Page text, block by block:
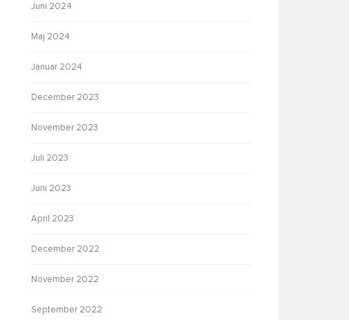
Juni 2024
Maj 2024
Januar 2024
December 2023
November 2023
Juli 2023
Juni 2023
April 2023
December 2022
November 2022
September 2022